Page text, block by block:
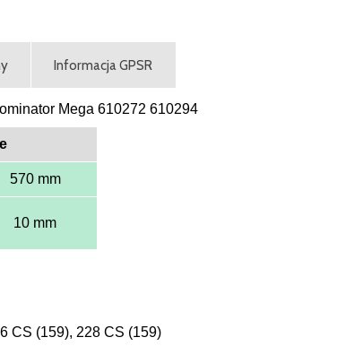
Informacja GPSR
Mega 610272 610294
570 mm
10 mm
CS (159), 228 CS (159)